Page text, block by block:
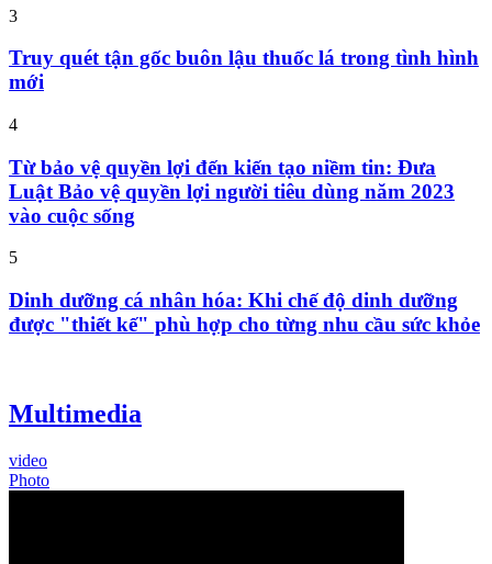
3
Truy quét tận gốc buôn lậu thuốc lá trong tình hình
mới
4
Từ bảo vệ quyền lợi đến kiến tạo niềm tin: Đưa
Luật Bảo vệ quyền lợi người tiêu dùng năm 2023
vào cuộc sống
5
Dinh dưỡng cá nhân hóa: Khi chế độ dinh dưỡng
được "thiết kế" phù hợp cho từng nhu cầu sức khỏe
Multimedia
video
Photo